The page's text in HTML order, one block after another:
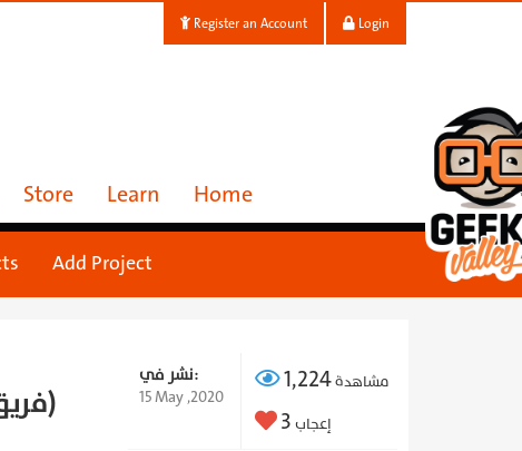
Login
Register an Account
Home
Learn
Store
Add Project
1,224مشاهدة
3إعجاب
نشر في:
15 May ,2020
جهاز التنفس الاصطناعي MFGC-v001 (فريق نادي التصنيع)